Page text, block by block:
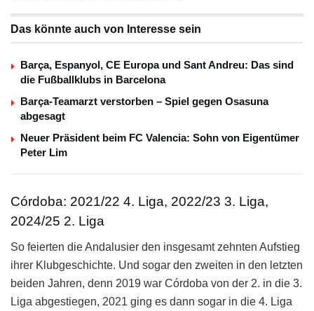
Das könnte auch von Interesse sein
Barça, Espanyol, CE Europa und Sant Andreu: Das sind
die Fußballklubs in Barcelona
Barça-Teamarzt verstorben – Spiel gegen Osasuna
abgesagt
Neuer Präsident beim FC Valencia: Sohn von Eigentümer
Peter Lim
Córdoba: 2021/22 4. Liga, 2022/23 3. Liga,
2024/25 2. Liga
So feierten die Andalusier den insgesamt zehnten Aufstieg
ihrer Klubgeschichte. Und sogar den zweiten in den letzten
beiden Jahren, denn 2019 war Córdoba von der 2. in die 3.
Liga abgestiegen, 2021 ging es dann sogar in die 4. Liga